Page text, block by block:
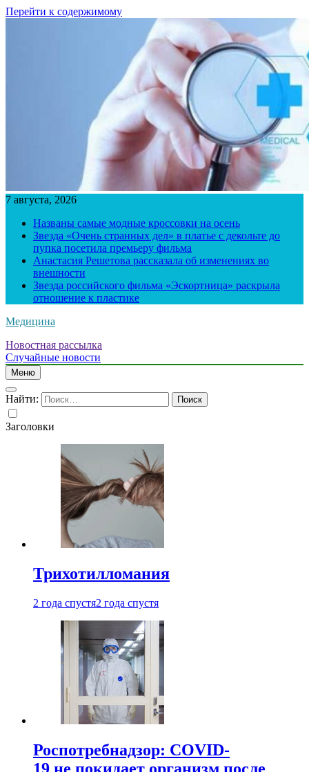
Перейти к содержимому
7 августа, 2026
Названы самые модные кроссовки на осень
Звезда «Очень странных дел» в платье с декольте до
пупка посетила премьеру фильма
Анастасия Решетова рассказала об изменениях во
внешности
Звезда российского фильма «Эскортница» раскрыла
отношение к пластике
Медицина
Новостная рассылка
Случайные новости
Меню
Найти:
Заголовки
Трихотилломания
2 года спустя2 года спустя
Роспотребнадзор: COVID-
19 не покидает организм после